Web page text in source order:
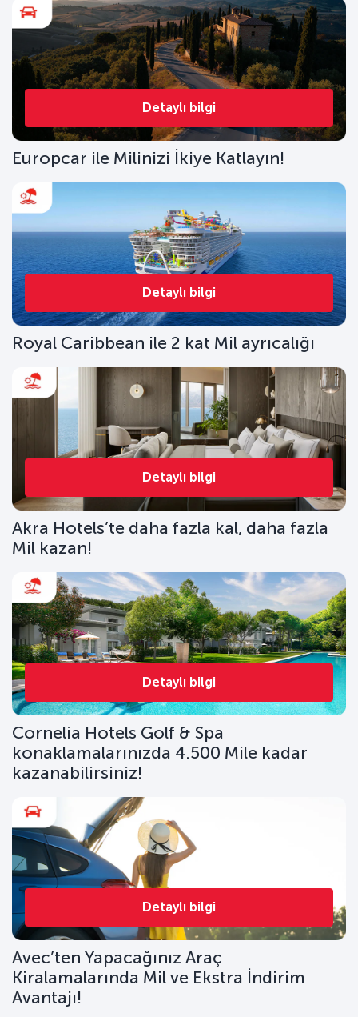
Detaylı bilgi
Europcar ile Milinizi İkiye Katlayın!
Detaylı bilgi
Royal Caribbean ile 2 kat Mil ayrıcalığı
Detaylı bilgi
Akra Hotels’te daha fazla kal, daha fazla
Mil kazan!
Detaylı bilgi
Cornelia Hotels Golf & Spa
konaklamalarınızda 4.500 Mile kadar
kazanabilirsiniz!
Detaylı bilgi
Avec’ten Yapacağınız Araç
Kiralamalarında Mil ve Ekstra İndirim
Avantajı!